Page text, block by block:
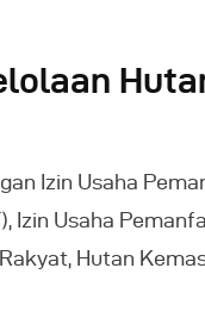
Izin Usaha
Izin Usaha
Hutan